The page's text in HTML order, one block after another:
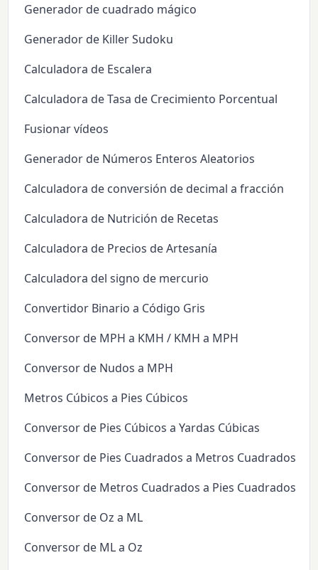
Generador de cuadrado mágico
Generador de Killer Sudoku
Calculadora de Escalera
Calculadora de Tasa de Crecimiento Porcentual
Fusionar vídeos
Generador de Números Enteros Aleatorios
Calculadora de conversión de decimal a fracción
Calculadora de Nutrición de Recetas
Calculadora de Precios de Artesanía
Calculadora del signo de mercurio
Convertidor Binario a Código Gris
Conversor de MPH a KMH / KMH a MPH
Conversor de Nudos a MPH
Metros Cúbicos a Pies Cúbicos
Conversor de Pies Cúbicos a Yardas Cúbicas
Conversor de Pies Cuadrados a Metros Cuadrados
Conversor de Metros Cuadrados a Pies Cuadrados
Conversor de Oz a ML
Conversor de ML a Oz